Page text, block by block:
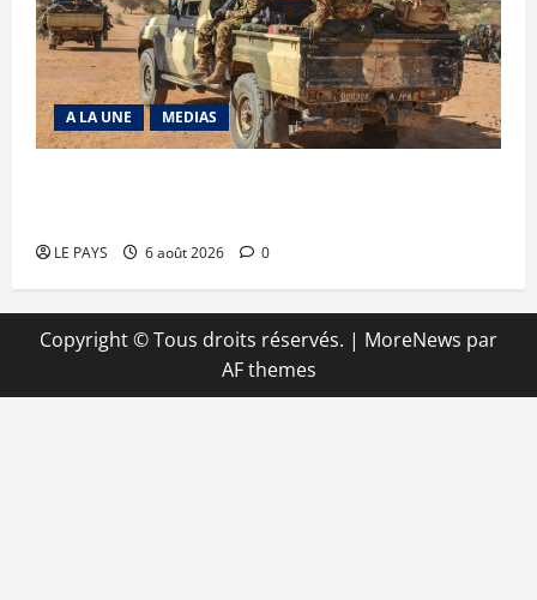
A LA UNE MEDIAS
LE PAYS 6 août 2026 0
Copyright © Tous droits réservés. | MoreNews par
AF themes